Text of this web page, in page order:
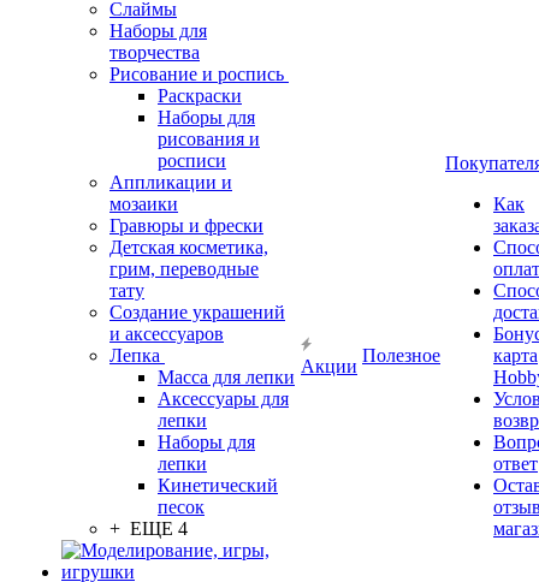
Слаймы
Наборы для
творчества
Рисование и роспись
Раскраски
Наборы для
рисования и
росписи
Аппликации и
мозаики
Гравюры и фрески
Детская косметика,
грим, переводные
тату
Создание украшений
и аксессуаров
Лепка
Масса для лепки
Аксессуары для
лепки
Наборы для
лепки
Кинетический
песок
+ ЕЩЕ 4
Акции
Полезное
Как
карта
ответ